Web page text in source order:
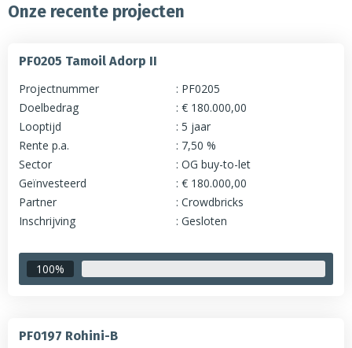
Onze recente projecten
PF0205 Tamoil Adorp II
Projectnummer
PF0205
Doelbedrag
€ 180.000,00
Looptijd
5 jaar
Rente p.a.
7,50 %
Sector
OG buy-to-let
Geïnvesteerd
€ 180.000,00
Partner
Crowdbricks
Inschrijving
Gesloten
100%
PF0197 Rohini-B